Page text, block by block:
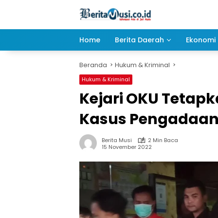
Home
Berita Daerah Ekonomi
Beranda Hukum & Kriminal
Hukum & Kriminal
Kejari OKU
Kasus
Berita Musi
2 Min Baca
15 November 2022